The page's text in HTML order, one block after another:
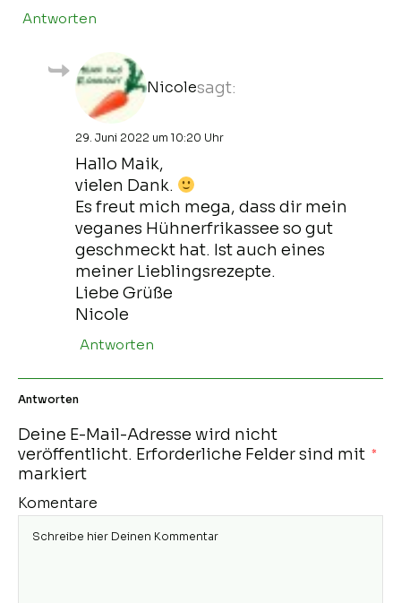
Antworten
Nicolesagt:
29. Juni 2022 um 10:20 Uhr
Hallo Maik,
vielen Dank.
Es freut mich mega, dass dir mein
veganes Hühnerfrikassee so gut
geschmeckt hat. Ist auch eines
meiner Lieblingsrezepte.
Liebe Grüße
Nicole
Antworten
Antworten
Deine E-Mail-Adresse wird nicht
veröffentlicht. Erforderliche Felder sind mit *
markiert
Komentare